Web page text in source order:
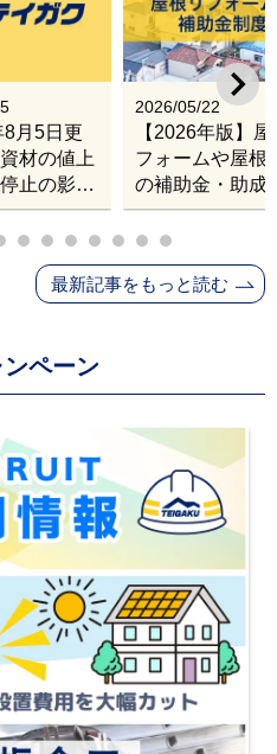
8月5日更
材の値上
止の影響
根材・シ
熱材・ル
グの値上げ
手困難・出
2026/05/22
【2026年版】
フォームや屋根
の補助金・助成
業
最新記事をもっと読む
ペーン